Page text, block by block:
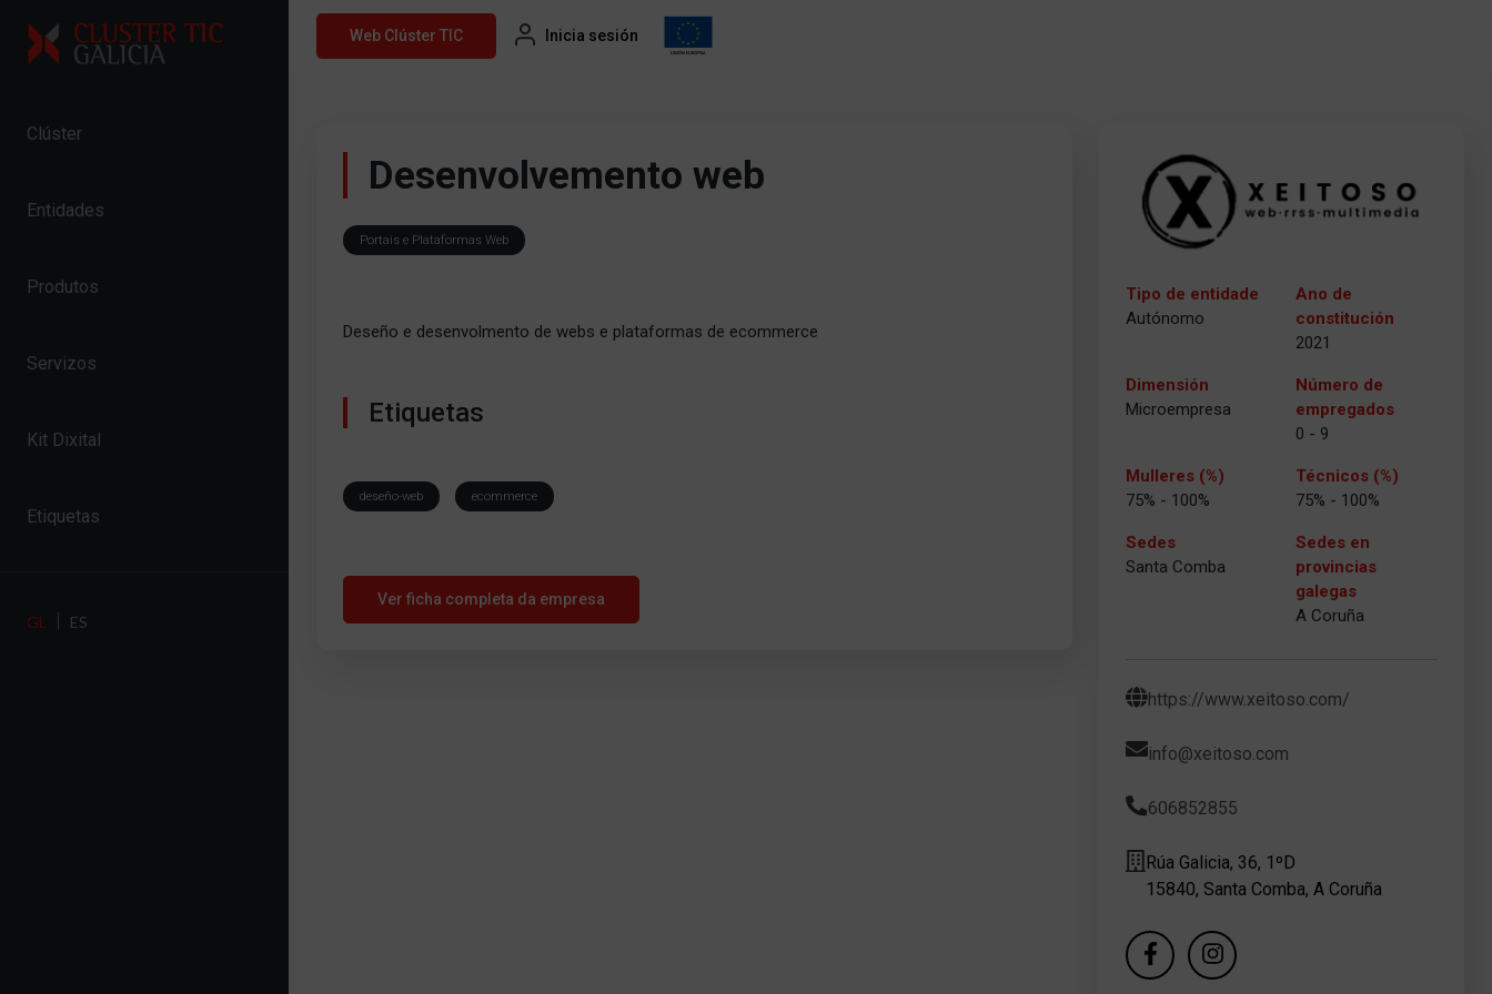
Skip to content
Clúster
Entidades
Produtos
Servizos
Kit Dixital
Etiquetas
GL ES
Web Clúster TIC Inicia sesión
Desenvolvemento web
Portais e Plataformas Web
Deseño e desenvolmento de webs e plataformas de ecommerce
Etiquetas
deseño-web ecommerce
Ver ficha completa da empresa
Tipo de entidade
Autónomo
Ano de
constitución
2021
Dimensión
Microempresa
Número de
empregados
0 - 9
Mulleres (%)
75% - 100%
Técnicos (%)
75% - 100%
Sedes
Santa Comba
Sedes en
provincias
galegas
A Coruña
https://www.xeitoso.com/
info@xeitoso.com
606852855
Rúa Galicia, 36, 1ºD
15840, Santa Comba, A Coruña